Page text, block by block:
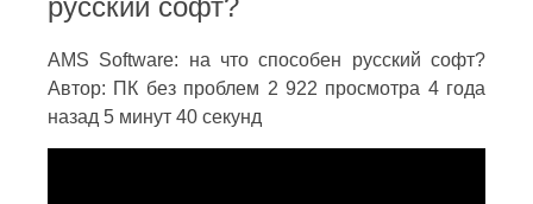
AMS Software: на что способен русский софт?
Автор: ПК без проблем 2 922 просмотра 4 года
назад 5 минут 40 секунд